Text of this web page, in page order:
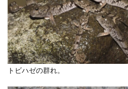
トビハゼの群れ。